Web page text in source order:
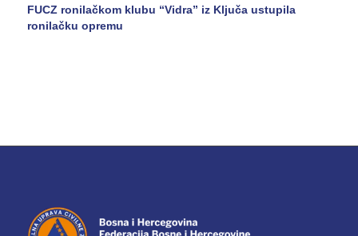
FUCZ ronilačkom klubu “Vidra” iz Ključa ustupila
ronilačku opremu